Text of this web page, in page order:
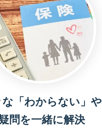
な「わからない」や
問を一緒に解決